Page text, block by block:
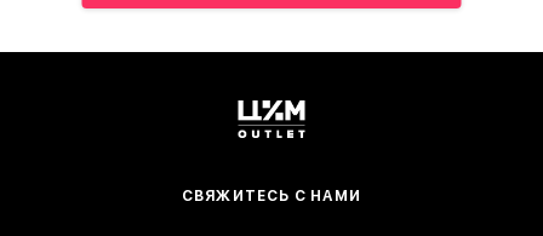
СВЯЖИТЕСЬ С НАМИ